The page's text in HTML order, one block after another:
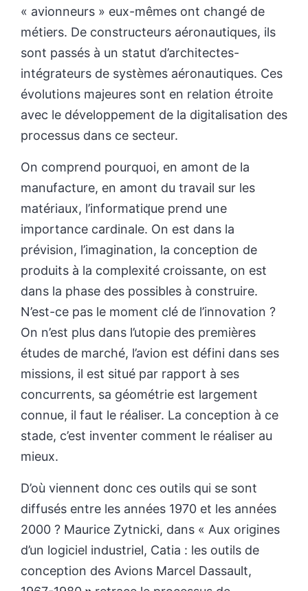
« avionneurs » eux-mêmes ont changé de
métiers. De constructeurs aéronautiques, ils
sont passés à un statut d’architectes-
intégrateurs de systèmes aéronautiques. Ces
évolutions majeures sont en relation étroite
avec le développement de la digitalisation des
processus dans ce secteur.
On comprend pourquoi, en amont de la
manufacture, en amont du travail sur les
matériaux, l’informatique prend une
importance cardinale. On est dans la
prévision, l’imagination, la conception de
produits à la complexité croissante, on est
dans la phase des possibles à construire.
N’est-ce pas le moment clé de l’innovation ?
On n’est plus dans l’utopie des premières
études de marché, l’avion est défini dans ses
missions, il est situé par rapport à ses
concurrents, sa géométrie est largement
connue, il faut le réaliser. La conception à ce
stade, c’est inventer comment le réaliser au
mieux.
D’où viennent donc ces outils qui se sont
diffusés entre les années 1970 et les années
2000 ? Maurice Zytnicki, dans « Aux origines
d’un logiciel industriel, Catia : les outils de
conception des Avions Marcel Dassault,